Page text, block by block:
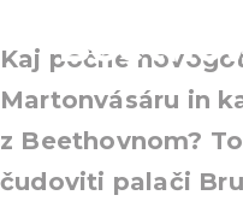
Kaj počne
Martonvásáru in
z Beethovnom?
čudoviti palači